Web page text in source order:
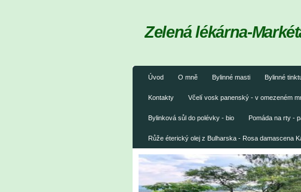
Úvod O mně Bylinné masti Bylinné
Kontakty Včelí vosk panenský - v omezeném
Bylinková sůl do polévky - bio Pomáda na rty -
Růže éterický olej z Bulharska - Rosa damascena
Zelená lékárna-